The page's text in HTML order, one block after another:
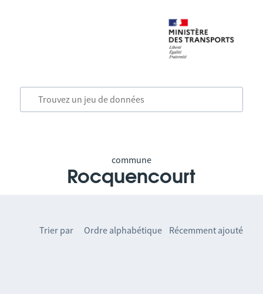
commune
Rocquencourt
Trier par Ordre alphabétique Récemment ajouté